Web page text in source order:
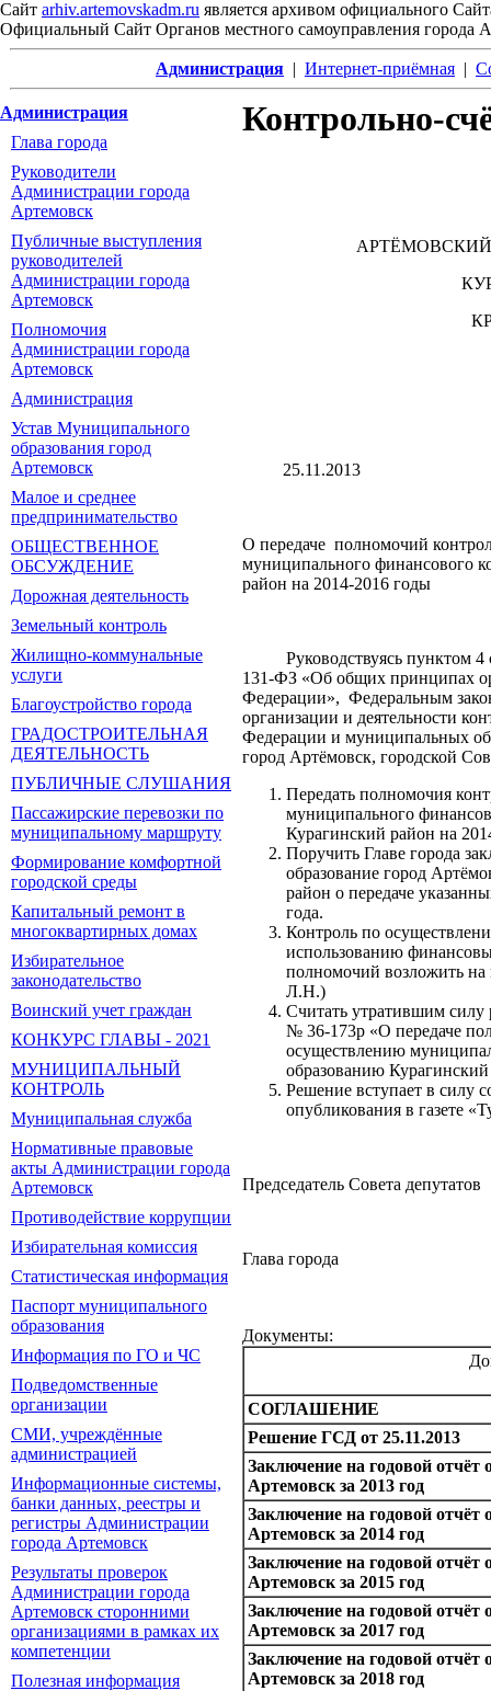
Сайт arhiv.artemovskadm.ru является архивом официального
Официальный Сайт Органов местного самоуправления города
Администрация | Интернет-приёмная |
Администрация
Глава города
Руководители
Администрации города
Артемовск
Публичные выступления
руководителей
Администрации города
Артемовск
Полномочия
Администрации города
Артемовск
Администрация
Устав Муниципального
образования город
Артемовск
Малое и среднее
предпринимательство
ОБЩЕСТВЕННОЕ
ОБСУЖДЕНИЕ
Дорожная деятельность
Земельный контроль
Жилищно-коммунальные
услуги
Благоустройство города
ГРАДОСТРОИТЕЛЬНАЯ
ДЕЯТЕЛЬНОСТЬ
ПУБЛИЧНЫЕ СЛУШАНИЯ
Пассажирские перевозки по
муниципальному маршруту
Формирование комфортной
городской среды
Капитальный ремонт в
многоквартирных домах
Избирательное
законодательство
Воинский учет граждан
КОНКУРС ГЛАВЫ - 2021
МУНИЦИПАЛЬНЫЙ
КОНТРОЛЬ
Муниципальная служба
Нормативные правовые
акты Администрации города
Артемовск
Противодействие коррупции
Избирательная комиссия
Статистическая информация
Паспорт муниципального
образования
Информация по ГО и ЧС
Подведомственные
организации
СМИ, учреждённые
администрацией
Информационные системы,
банки данных, реестры и
регистры Администрации
города Артемовск
Результаты проверок
Администрации города
Артемовск сторонними
организациями в рамках их
компетенции
Полезная информация
Контрольно-
25.11.2013
О передаче полномочий
муниципального финансового
район на 2014-2016 годы
Руководствуясь пунктом 4
131-ФЗ «Об общих принципах
Федерации», Федеральным
организации и деятельности
Федерации и муниципальных
город Артёмовск, городской
Передать полномочия
муниципального
Курагинский район на
Поручить Главе города
образование город
район о передаче
года.
Контроль по
использованию
полномочий возложить
Л.Н.)
Считать утратившим силу
№ 36-173р «О передаче
осуществлению
образованию
Решение вступает в силу
опубликования в газете
Председатель
Глава
Документы:
СОГЛАШЕНИЕ
Решение ГСД от 25.11.2013
Заключение на годовой
Артемовск за 2013 год
Заключение на годовой
Артемовск за 2014 год
Заключение на годовой
Артемовск за 2015 год
Заключение на годовой
Артемовск за 2017 год
Заключение на годовой
Артемовск за 2018 год